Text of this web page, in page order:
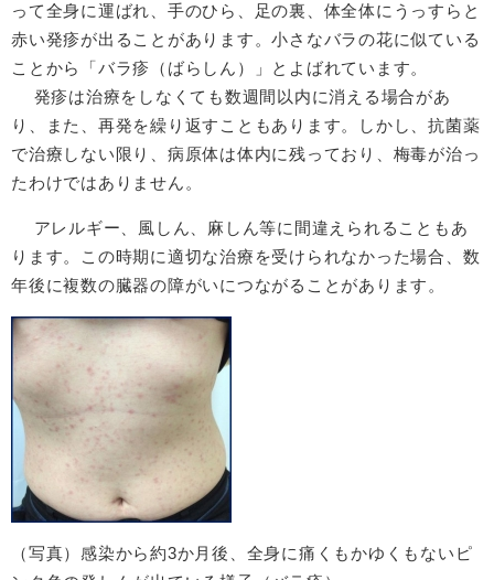
って全身に運ばれ、手のひら、足の裏、体全体にうっすらと
赤い発疹が出ることがあります。小さなバラの花に似ている
ことから「バラ疹（ばらしん）」とよばれています。
発疹は治療をしなくても数週間以内に消える場合があ
り、また、再発を繰り返すこともあります。しかし、抗菌薬
で治療しない限り、病原体は体内に残っており、梅毒が治っ
たわけではありません。
アレルギー、風しん、麻しん等に間違えられることもあ
ります。この時期に適切な治療を受けられなかった場合、数
年後に複数の臓器の障がいにつながることがあります。
（写真）感染から約3か月後、全身に痛くもかゆくもないピ